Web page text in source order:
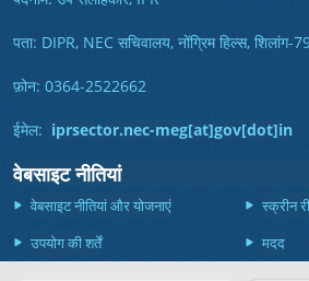
पता: DIPR, NEC सचिवालय, नोंग्रिम हिल्स, शिलांग-
फ़ोन: 0364-2522662
ईमेल: iprsector.nec-meg[at]gov[dot]in
वेबसाइट नीतियां
वेबसाइट नीतियां और योजनाएं
स्क्रीन
उपयोग की शर्तें
मदद